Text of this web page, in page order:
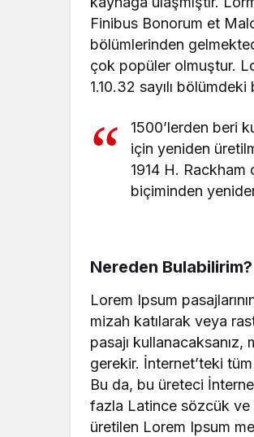
Finibus Bonorum et
bölümlerinden
çok popüler olmuştur.
1.10.32 sayılı
1500’lerden beri
için yeniden
1914 H.
biçiminden
Nereden Bulabilirim?
Lorem Ipsum
mizah katılarak veya
pasajı kullanacaksanız,
gerekir. İnternet’teki
Bu da, bu üreteci
fazla Latince sözcük ve
üretilen Lorem Ipsum